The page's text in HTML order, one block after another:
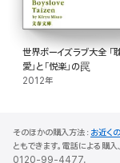
世界ボーイズラブ大全 「
愛」と「悦楽」の罠
2012年
そのほかの購入方法： お近
ともできます。電話によ
0120-99-4477.